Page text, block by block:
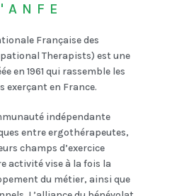
Française des
Therapists) est une
en 1961 qui rassemble les
exerçant en France.
indépendante
entre ergothérapeutes,
champs d’exercice
activité vise à la fois la
du métier, ainsi que